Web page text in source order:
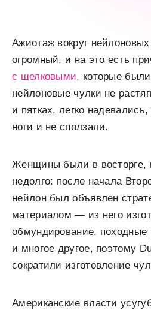
Ажиотаж вокруг
огромный, и на это есть
с шелковыми, которые
нейлоновые чулки не
и пятках, легко
ноги и не сползали.
Женщины были в восторге,
недолго: после начала
нейлон был объявлен
материалом — из него
обмундирование,
и многое другое, поэтому
сократили изготовление
Американские власти